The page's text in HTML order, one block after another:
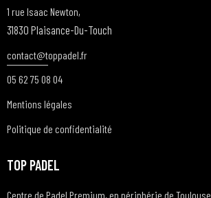
1 rue Isaac Newton,
31830 Plaisance-Du-Touch
contact@toppadel.fr
05 62 75 08 04
Mentions légales
Politique de confidentialité
TOP PADEL
Centre de Padel Premium, en périphérie de Toulouse.